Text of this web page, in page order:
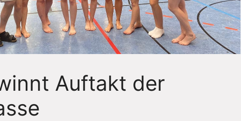
Auftakt der